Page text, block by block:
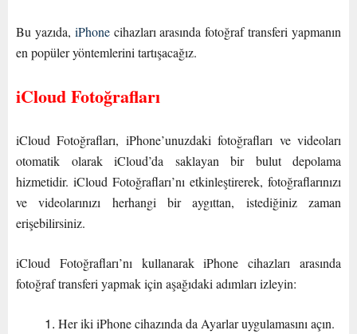
Bu yazıda, iPhonecihazları arasında fotoğraf transferi yapmanın
en popüler yöntemlerini tartışacağız.
iCloud Fotoğrafları
iCloud Fotoğrafları, iPhone’unuzdaki fotoğrafları ve videoları
otomatik olarak iCloud’da saklayan bir bulut depolama
hizmetidir. iCloud Fotoğrafları’nı etkinleştirerek, fotoğraflarınızı
ve videolarınızı herhangi bir aygıttan, istediğiniz zaman
erişebilirsiniz.
iCloud Fotoğrafları’nı kullanarak iPhone cihazları arasında
fotoğraf transferi yapmak için aşağıdaki adımları izleyin:
Her iki iPhone cihazında da Ayarlar uygulamasını açın.